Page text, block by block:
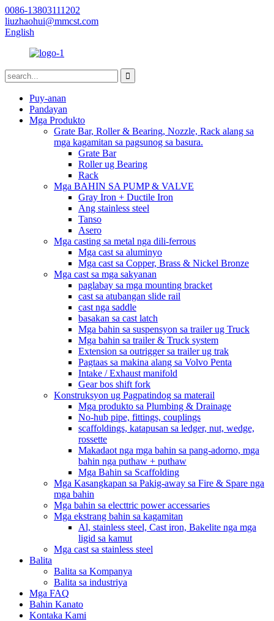
0086-13803111202
liuzhaohui@mmcst.com
English
Puy-anan
Pandayan
Mga Produkto
Grate Bar, Roller & Bearing, Nozzle, Rack alang sa
mga kagamitan sa pagsunog sa basura.
Grate Bar
Roller ug Bearing
Rack
Mga BAHIN SA PUMP & VALVE
Gray Iron + Ductile Iron
Ang stainless steel
Tanso
Asero
Mga casting sa metal nga dili-ferrous
Mga cast sa aluminyo
Mga cast sa Copper, Brass & Nickel Bronze
Mga cast sa mga sakyanan
paglabay sa mga mounting bracket
cast sa atubangan slide rail
cast nga saddle
basakan sa cast latch
Mga bahin sa suspensyon sa trailer ug Truck
Mga bahin sa trailer & Truck system
Extension sa outrigger sa trailer ug trak
Pagtaas sa makina alang sa Volvo Penta
Intake / Exhaust manifold
Gear bos shift fork
Konstruksyon ug Pagpatindog sa materail
Mga produkto sa Plumbing & Drainage
No-hub pipe, fittings, couplings
scaffoldings, katapusan sa ledger, nut, wedge,
rossette
Makadaot nga mga bahin sa pang-adorno, mga
bahin nga puthaw + puthaw
Mga Bahin sa Scaffolding
Mga Kasangkapan sa Pakig-away sa Fire & Spare nga
mga bahin
Mga bahin sa electtric power accessaries
Mga ekstrang bahin sa kagamitan
Al, stainless steel, Cast iron, Bakelite nga mga
ligid sa kamut
Mga cast sa stainless steel
Balita
Balita sa Kompanya
Balita sa industriya
Mga FAQ
Bahin Kanato
Kontaka Kami